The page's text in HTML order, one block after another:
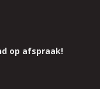
op afspraak!